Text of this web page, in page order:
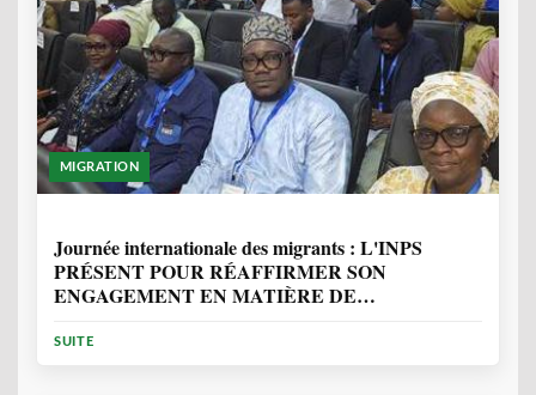
MIGRATION
Journée internationale des migrants : L'INPS
PRÉSENT POUR RÉAFFIRMER SON
ENGAGEMENT EN MATIÈRE DE
SUITE